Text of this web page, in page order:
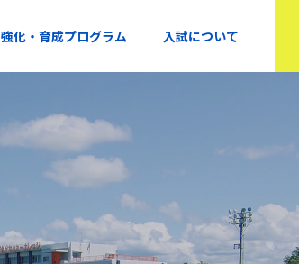
強化・育成プログラム 入試について